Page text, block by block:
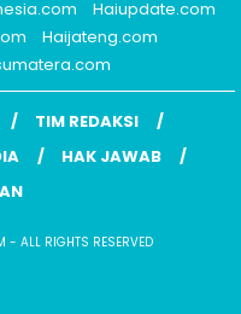
Haiupdate.com
Haijateng.com
TIM REDAKSI
HAK JAWAB
- ALL RIGHTS RESERVED